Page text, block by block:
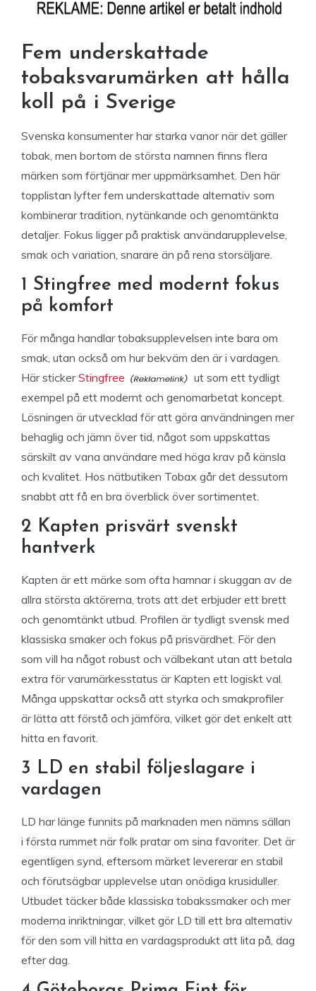
Fem underskattade
tobaksvarumärken att hålla
koll på i Sverige
Svenska konsumenter har starka vanor när det gäller
tobak, men bortom de största namnen finns flera
märken som förtjänar mer uppmärksamhet. Den här
topplistan lyfter fem underskattade alternativ som
kombinerar tradition, nytänkande och genomtänkta
detaljer. Fokus ligger på praktisk användarupplevelse,
smak och variation, snarare än på rena storsäljare.
1 Stingfree med modernt fokus
på komfort
För många handlar tobaksupplevelsen inte bara om
smak, utan också om hur bekväm den är i vardagen.
Här stickerStingfree
ut som ett tydligt
exempel på ett modernt och genomarbetat koncept.
Lösningen är utvecklad för att göra användningen mer
behaglig och jämn över tid, något som uppskattas
särskilt av vana användare med höga krav på känsla
och kvalitet. Hos nätbutiken Tobax går det dessutom
snabbt att få en bra överblick över sortimentet.
2 Kapten prisvärt svenskt
hantverk
Kapten är ett märke som ofta hamnar i skuggan av de
allra största aktörerna, trots att det erbjuder ett brett
och genomtänkt utbud. Profilen är tydligt svensk med
klassiska smaker och fokus på prisvärdhet. För den
som vill ha något robust och välbekant utan att betala
extra för varumärkesstatus är Kapten ett logiskt val.
Många uppskattar också att styrka och smakprofiler
är lätta att förstå och jämföra, vilket gör det enkelt att
hitta en favorit.
3 LD en stabil följeslagare i
vardagen
LD har länge funnits på marknaden men nämns sällan
i första rummet när folk pratar om sina favoriter. Det är
egentligen synd, eftersom märket levererar en stabil
och förutsägbar upplevelse utan onödiga krusiduller.
Utbudet täcker både klassiska tobakssmaker och mer
moderna inriktningar, vilket gör LD till ett bra alternativ
för den som vill hitta en vardagsprodukt att lita på, dag
efter dag.